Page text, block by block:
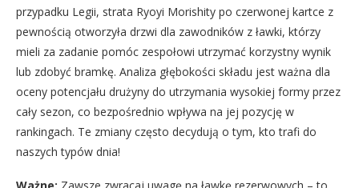
przypadku Legii, strata Ryoyi Morishity po czerwonej kartce z
pewnością otworzyła drzwi dla zawodników z ławki, którzy
mieli za zadanie pomóc zespołowi utrzymać korzystny wynik
lub zdobyć bramkę. Analiza głębokości składu jest ważna dla
oceny potencjału drużyny do utrzymania wysokiej formy przez
cały sezon, co bezpośrednio wpływa na jej pozycję w
rankingach. Te zmiany często decydują o tym, kto trafi do
naszych typów dnia!